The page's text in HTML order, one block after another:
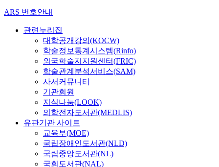
ARS 번호안내
관련누리집
대학공개강의(KOCW)
학술정보통계시스템(Rinfo)
외국학술지지원센터(FRIC)
학술관계분석서비스(SAM)
사서커뮤니티
기관회원
지식나눔(LOOK)
의학전자도서관(MEDLIS)
유관기관 사이트
교육부(MOE)
국립장애인도서관(NLD)
국립중앙도서관(NL)
국회도서관(NAL)